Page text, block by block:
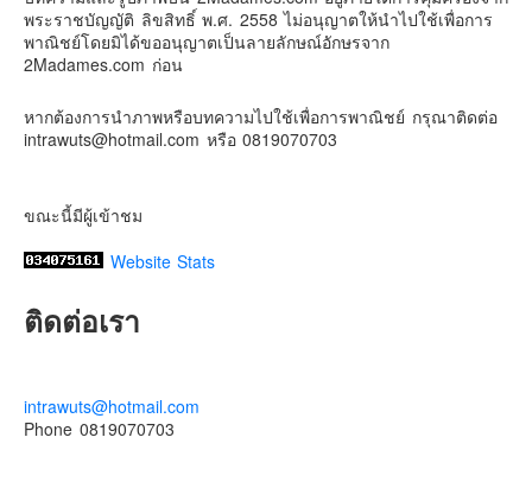
เตรียมไว้หนวด ถอยปืนลูกซอง
#น้องเกรซ #ลูกสาวเราเป็นสาวแล้ว
Photo
พระราชบัญญัติ ลิขสิทธิ์ พ.ศ. 2558 ไม่อนุญาตให้นำไปใช้เพื่อการ
พาณิชย์โดยมิได้ขออนุญาตเป็นลายลักษณ์อักษรจาก
2Madames.com ก่อน
หากต้องการนำภาพหรือบทความไปใช้เพื่อการพาณิชย์ กรุณาติดต่อ
intrawuts@hotmail.com หรือ 0819070703
ขณะนี้มีผู้เข้าชม
Website Stats
ติดต่อเรา
intrawuts@hotmail.com
Phone 0819070703